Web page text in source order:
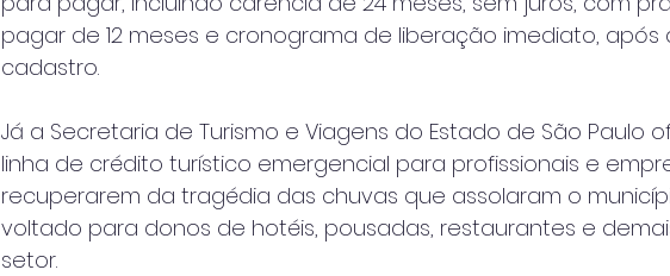
pagar de 12 meses e cronograma de liberação imediato,
cadastro.
Já a Secretaria de Turismo e Viagens do Estado de São Paulo
linha de crédito turístico emergencial para profissionais e
recuperarem da tragédia das chuvas que assolaram o
voltado para donos de hotéis, pousadas, restaurantes e
setor.